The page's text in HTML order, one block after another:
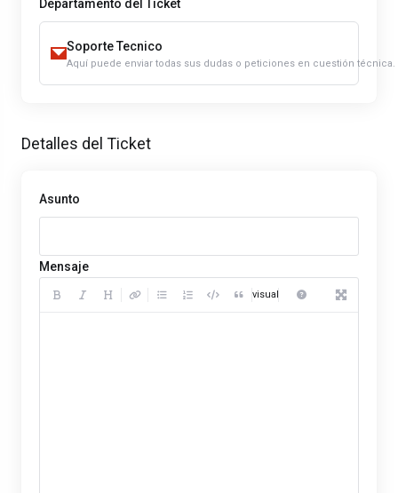
Departamento del Ticket
Soporte Tecnico
Aquí puede enviar todas sus dudas o peticiones en cuestión técnica.
Detalles del Ticket
Asunto
Mensaje
Previsualizar